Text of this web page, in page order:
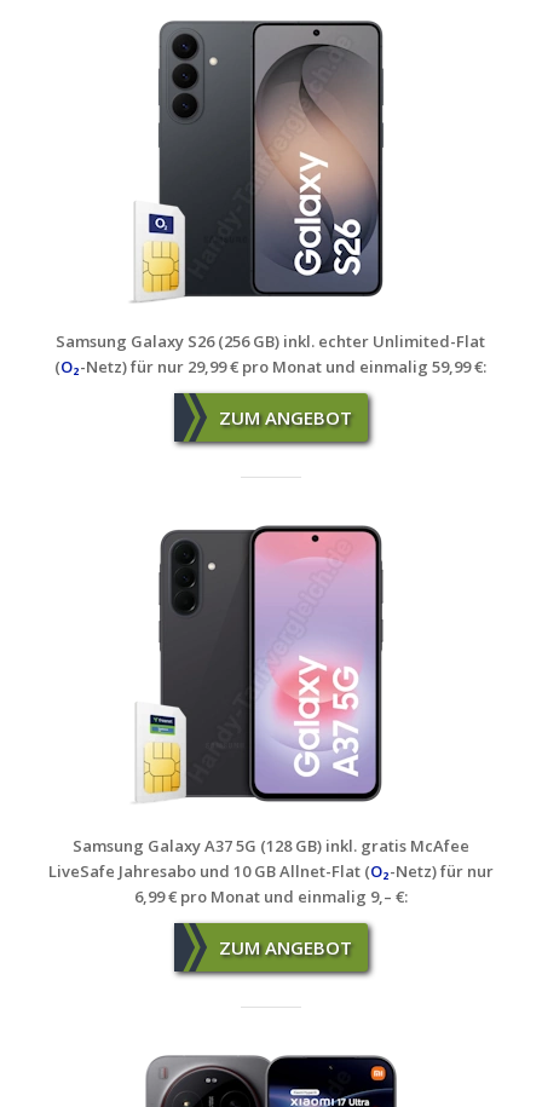
Samsung Galaxy S26 (256 GB) inkl. echter Unlimited-Flat
(O₂-Netz) für nur 29,99 € pro Monat und einmalig 59,99 €:
ZUM ANGEBOT
Samsung Galaxy A37 5G (128 GB) inkl. gratis McAfee
LiveSafe Jahresabo und 10 GB Allnet-Flat (O₂-Netz)für nur
6,99 € pro Monat und einmalig 9,– €:
ZUM ANGEBOT